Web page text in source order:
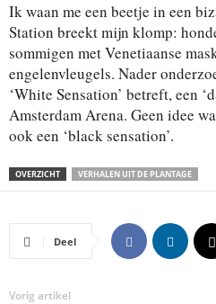
Ik waan me een beetje in een
Station breekt mijn klomp:
sommigen met Venetiaanse
engelenvleugels. Nader
‘White Sensation’ betreft, een
Amsterdam Arena. Geen idee
ook een ‘black sensation’.
OVERZICHT VERHALEN UIT DE PLANTAGE
Deel
Vorig artikel